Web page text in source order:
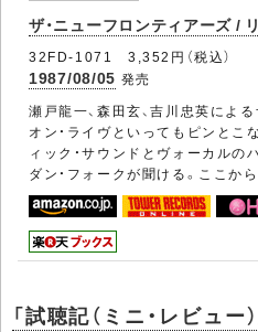
ザ・ニューフロンティアーズ /
32FD-1071 3,352円（税込）
1987/08/05 発売
瀬戸龍一、森田玄、吉川忠英によ
オン・ライヴといってもピンとこ
ィック・サウンドとヴォーカルの
ダン・フォークが聞ける。ここか
「試聴記（ミニ・レビュー